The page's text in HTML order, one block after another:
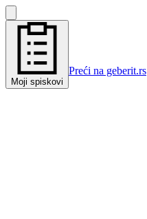
Moji spiskovi
Preći na geberit.rs